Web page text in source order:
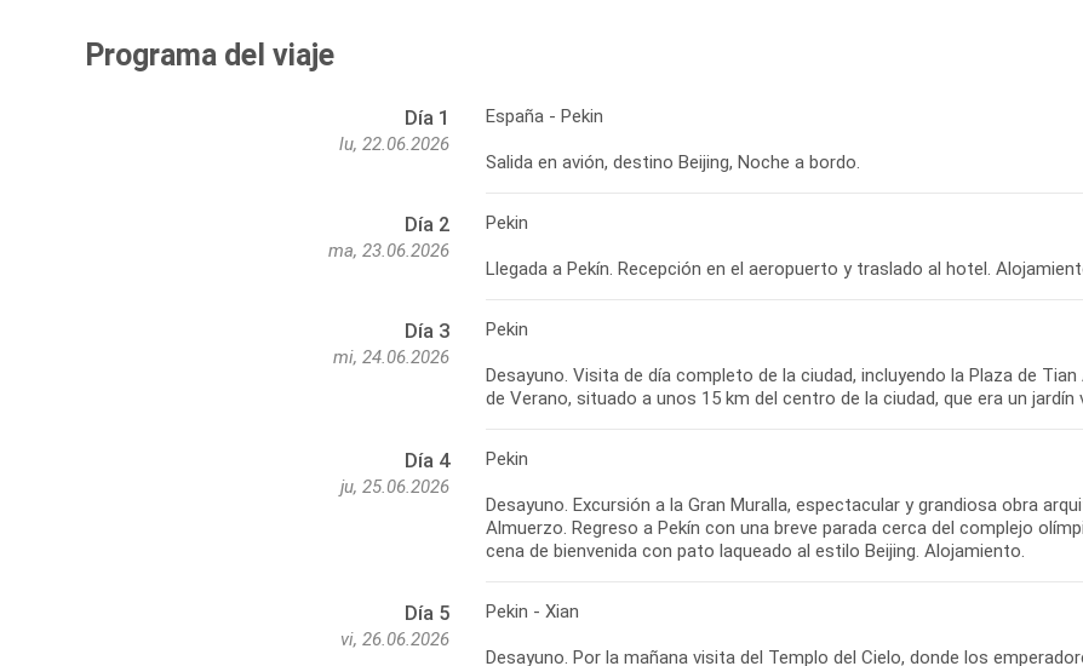
Programa del viaje
Día 1
lu, 22.06.2026
España - Pekin
Salida en avión, destino Beijing, Noche a bordo.
Día 2
ma, 23.06.2026
Pekin
Llegada a Pekín. Recepción en el aeropuerto y traslado al hotel.
Día 3
mi, 24.06.2026
Pekin
Desayuno. Visita de día completo de la ciudad, incluyendo la Plaza de
Día 4
ju, 25.06.2026
Pekin
Desayuno. Excursión a la Gran Muralla, espectacular y grandiosa obra
Almuerzo. Regreso a Pekín con una breve parada cerca del complejo
Día 5
vi, 26.06.2026
Pekin - Xian
Desayuno. Por la mañana visita del Templo del Cielo, donde los